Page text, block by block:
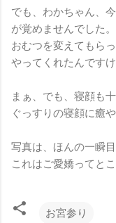
でも、わかちゃん、
が覚めませんでした。
おむつを変えてもら
やってくれたんですけ
まぁ、でも、寝顔も
ぐっすりの寝顔に癒
写真は、ほんの一瞬
これはご愛嬌ってとこ
お宮参り